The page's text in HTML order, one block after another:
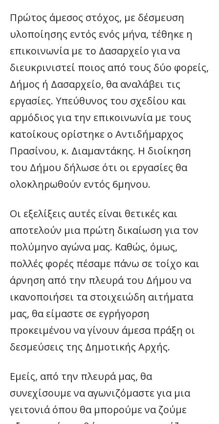
Πρώτος άμεσος στόχος, με δέσμευση
υλοποίησης εντός ενός μήνα, τέθηκε η
επικοινωνία με το Δασαρχείο για να
διευκρινιστεί ποιος από τους δύο φορείς,
Δήμος ή Δασαρχείο, θα αναλάβει τις
εργασίες. Υπεύθυνος του σχεδίου και
αρμόδιος για την επικοινωνία με τους
κατοίκους ορίστηκε ο Αντιδήμαρχος
Πρασίνου, κ. Διαμαντάκης. Η διοίκηση
του Δήμου δήλωσε ότι οι εργασίες θα
ολοκληρωθούν εντός 6μηνου.
Οι εξελίξεις αυτές είναι θετικές και
αποτελούν μια πρώτη δικαίωση για τον
πολύμηνο αγώνα μας. Καθώς, όμως,
πολλές φορές πέσαμε πάνω σε τοίχο και
άρνηση από την πλευρά του Δήμου να
ικανοποιήσει τα στοιχειώδη αιτήματα
μας, θα είμαστε σε εγρήγορση
προκειμένου να γίνουν άμεσα πράξη οι
δεσμεύσεις της Δημοτικής Αρχής.
Εμείς, από την πλευρά μας, θα
συνεχίσουμε να αγωνιζόμαστε για μια
γειτονιά όπου θα μπορούμε να ζούμε